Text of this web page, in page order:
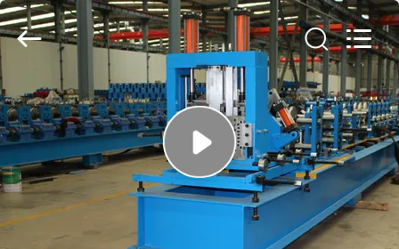
À
LA
MAISON
PRODUITS
2026
Cangzhou
Famous
International
Trading
Co.,
All
Rights
Reserved.